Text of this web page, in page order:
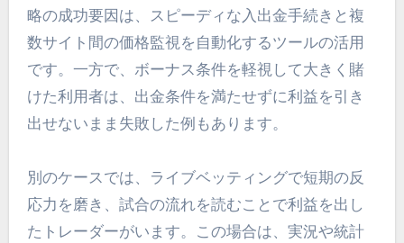
略の成功要因は、スピーディな入出金手続きと複
数サイト間の価格監視を自動化するツールの活用
です。一方で、ボーナス条件を軽視して大きく賭
けた利用者は、出金条件を満たせずに利益を引き
出せないまま失敗した例もあります。
別のケースでは、ライブベッティングで短期の反
応力を磨き、試合の流れを読むことで利益を出し
たトレーダーがいます。この場合は、実況や統計